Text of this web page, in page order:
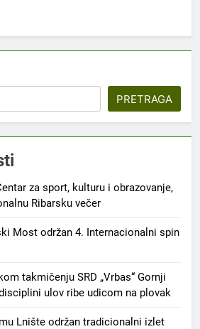
PRETRAGA
za sport, kulturu i obrazovanje,
Ribarsku večer
Most održan 4. Internacionalni spin
takmičenju SRD „Vrbas“ Gornji
ulov ribe udicom na plovak
Lnište održan tradicionalni izlet